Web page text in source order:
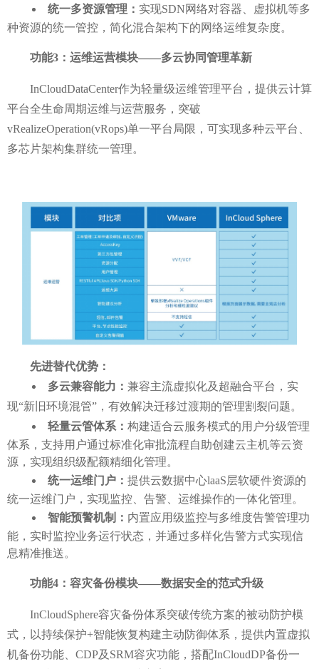
统一多资源管理： 实现SDN网络对容器、虚拟机等多
种资源的统一管控，简化混合架构下的网络运维复杂度。
功能3：运维运营模块——多云协同管理革新
InCloudDataCenter作为轻量级运维管理平台，提供云计算
平台全生命周期运维与运营服务，突破
vRealizeOperation(vRops)单一平台局限，可实现多种云平台、
多芯片架构集群统一管理。
先进替代优势：
多云兼容能力： 兼容主流虚拟化及超融合平台，实
现“新旧环境混管”，有效解决迁移过渡期的管理割裂问题。
轻量云管体系： 构建适合云服务模式的用户分级管理
体系，支持用户通过标准化审批流程自助创建云主机等云资
源，实现组织级配额精细化管理。
统一运维门户： 提供云数据中心laaS层软硬件资源的
统一运维门户，实现监控、告警、运维操作的一体化管理。
智能预警机制： 内置应用级监控与多维度告警管理功
能，实时监控业务运行状态，并通过多样化告警方式实现信
息精准推送。
功能4：容灾备份模块——数据安全的范式升级
InCloudSphere容灾备份体系突破传统方案的被动防护模
式，以持续保护+智能恢复构建主动防御体系， 提供内置虚拟
机备份功能、 CDP及SRM容灾功能，搭配InCloudDP备份一